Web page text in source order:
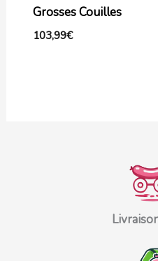
Grosses Couilles
103,99€